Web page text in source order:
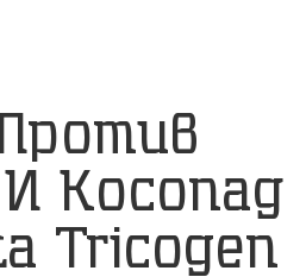
Косопад
Tricogen